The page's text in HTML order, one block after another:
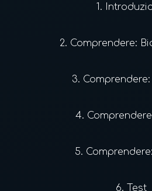
1.
2. Comprendere:
3.
4.
5.
6. Test